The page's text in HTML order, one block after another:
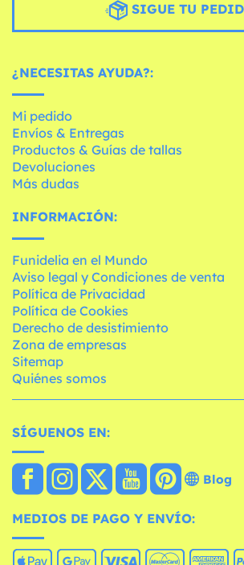
SIGUE TU
¿NECESITAS AYUDA?:
Mi pedido
Envíos & Entregas
Productos & Guías de tallas
Devoluciones
Más dudas
INFORMACIÓN:
Funidelia en el Mundo
Aviso legal y Condiciones de venta
Política de Privacidad
Política de Cookies
Derecho de desistimiento
Zona de empresas
Sitemap
Quiénes somos
SÍGUENOS EN:
Blog
MEDIOS DE PAGO Y ENVÍO: